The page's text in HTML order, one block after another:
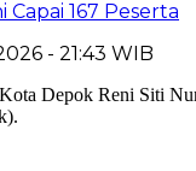
Capai 167 Peserta
- 21:43 WIB